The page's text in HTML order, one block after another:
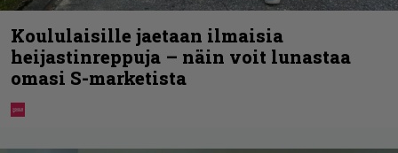
Koululaisille jaetaan ilmaisia
heijastinreppuja – näin voit lunastaa
omasi S-marketista